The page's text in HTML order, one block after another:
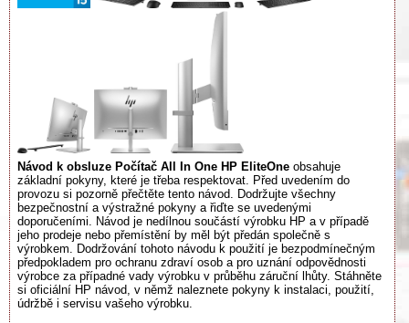
Návod k obsluze Počítač All In One HP EliteOne obsahuje
základní pokyny, které je třeba respektovat. Před uvedením do
provozu si pozorně přečtěte tento návod. Dodržujte všechny
bezpečnostní a výstražné pokyny a řiďte se uvedenými
doporučeními. Návod je nedílnou součástí výrobku HP a v případě
jeho prodeje nebo přemístění by měl být předán společně s
výrobkem. Dodržování tohoto návodu k použití je bezpodmínečným
předpokladem pro ochranu zdraví osob a pro uznání odpovědnosti
výrobce za případné vady výrobku v průběhu záruční lhůty. Stáhněte
si oficiální HP návod, v němž naleznete pokyny k instalaci, použití,
údržbě i servisu vašeho výrobku.